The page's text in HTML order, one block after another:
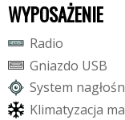
WYPOSAŻENIE
Radio
Gniazdo USB
System nagłośn
Klimatyzacja ma